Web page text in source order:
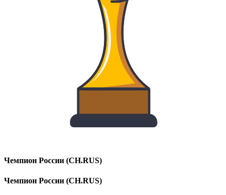
Чемпион России (CH.RUS)
Чемпион России (CH.RUS)